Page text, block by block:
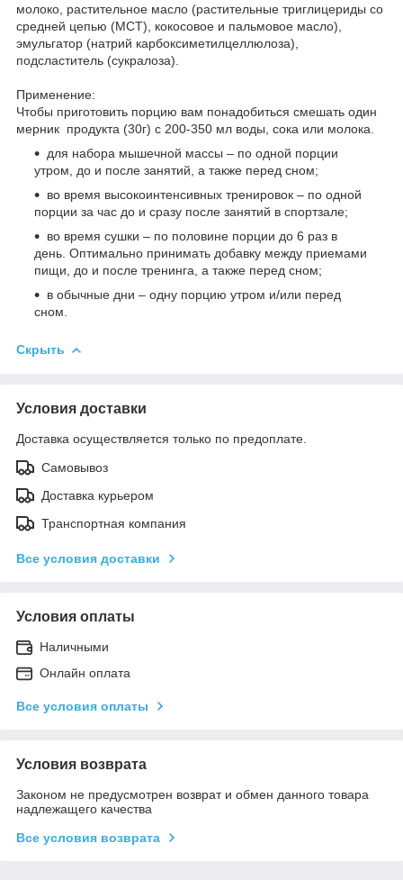
молоко, растительное масло (растительные триглицериды со
средней цепью (МСТ), кокосовое и пальмовое масло),
эмульгатор (натрий карбоксиметилцеллюлоза),
подсластитель (сукралоза).
Применение:
Чтобы приготовить порцию вам понадобиться смешать один
мерник продукта (30г) с 200-350 мл воды, сока или молока.
для набора мышечной массы – по одной порции
утром, до и после занятий, а также перед сном;
во время высокоинтенсивных тренировок – по одной
порции за час до и сразу после занятий в спортзале;
во время сушки – по половине порции до 6 раз в
день. Оптимально принимать добавку между приемами
пищи, до и после тренинга, а также перед сном;
в обычные дни – одну порцию утром и/или перед
сном.
Скрыть
Условия доставки
Доставка осуществляется только по предоплате.
Самовывоз
Доставка курьером
Транспортная компания
Все условия доставки
Условия оплаты
Наличными
Онлайн оплата
Все условия оплаты
Условия возврата
Законом не предусмотрен возврат и обмен данного товара
надлежащего качества
Все условия возврата